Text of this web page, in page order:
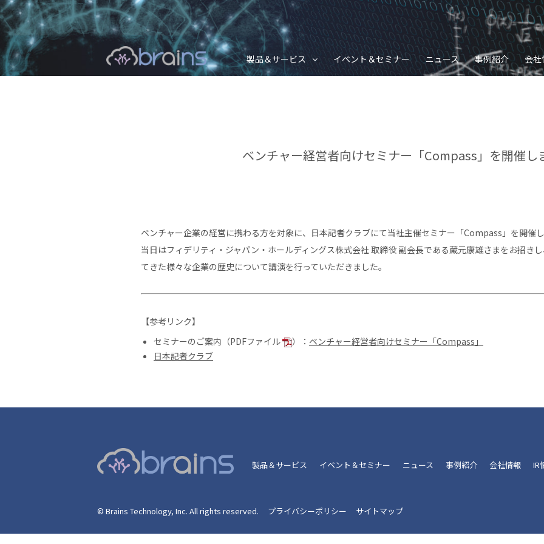
製品＆サービス イベント＆セミナー ニュース 事例紹介 会社
ベンチャー経営者向けセミナー「Compass」を開催し
ベンチャー企業の経営に携わる方を対象に、日本記者クラブにて当社主催セミナー「Compass」を開催し
当日はフィデリティ・ジャパン・ホールディングス株式会社 取締役 副会長である蔵元康雄さまをお招き
てきた様々な企業の歴史について講演を行っていただきました。
【参考リンク】
セミナーのご案内（PDFファイル
）： ベンチャー経営者向けセミナー「Compass」
日本記者クラブ
製品＆サービス イベント＆セミナー ニュース 事例紹介 会社情報 IR
© Brains Technology, Inc. All rights reserved. プライバシーポリシー サイトマップ